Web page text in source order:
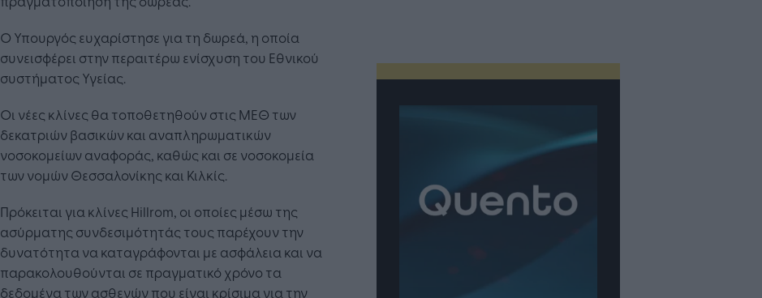
Ο Υπουργός ευχαρίστησε για τη δωρεά, η οποία
συνεισφέρει στην περαιτέρω ενίσχυση του Εθνικού
συστήματος Υγείας.
Οι νέες κλίνες θα τοποθετηθούν στις ΜΕΘ των
δεκατριών βασικών και αναπληρωματικών
νοσοκομείων αναφοράς, καθώς και σε νοσοκομεία
των νομών Θεσσαλονίκης και Κιλκίς.
Πρόκειται για κλίνες Hillrom, οι οποίες μέσω της
ασύρματης συνδεσιμότητάς τους παρέχουν την
δυνατότητα να καταγράφονται με ασφάλεια και να
παρακολουθούνται σε πραγματικό χρόνο τα
δεδομένα των ασθενών που είναι κρίσιμα για την